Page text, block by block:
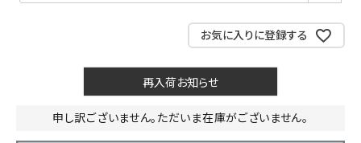
お気に入りに登録する
再入荷お知らせ
申し訳ございません。ただいま在庫がございません。